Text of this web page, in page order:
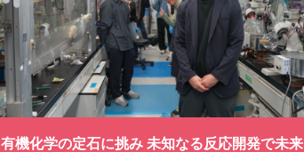
有機化学の定石に挑み 未知なる反応開発で未来